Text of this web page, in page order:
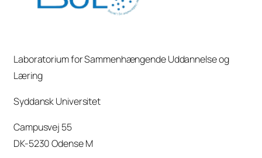
Laboratorium for Sammenhængende Uddannelse og
Læring
Syddansk Universitet
Campusvej 55
DK-5230 Odense M